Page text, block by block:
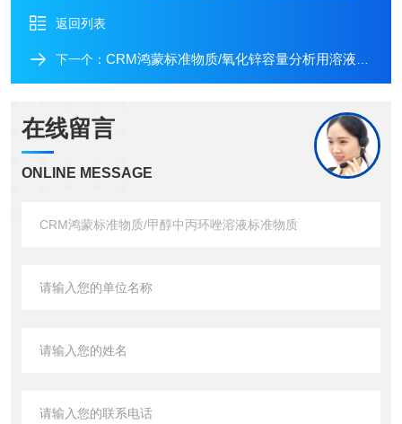
返回列表
下一个： CRM鸿蒙标准物质/氧化锌容量分析用溶液标准物质c(ZnO)：0.1mol/L500mL
在线留言
ONLINE MESSAGE